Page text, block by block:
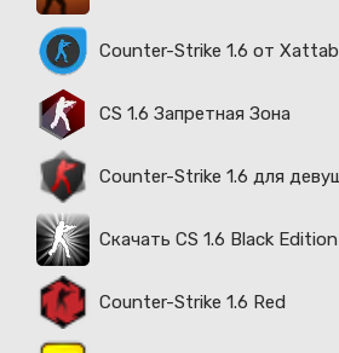
Counter-Strike 1.6 от Xattab
CS 1.6 Запретная Зона
Скачать CS 1.6 Black Edition
Counter-Strike 1.6 Red